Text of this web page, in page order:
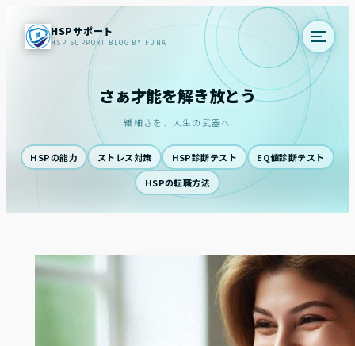
HSPサポート
HSP SUPPORT BLOG BY FUNA
さぁ才能を解き放とう
繊細さを、人生の武器へ
HSPの能力 ストレス対策 HSP診断テスト
EQ値診断テスト
HSPの転職方法